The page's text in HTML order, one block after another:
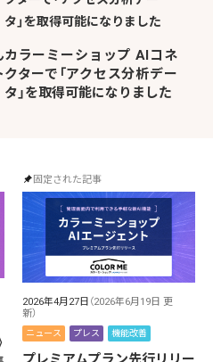
カラーミーショップ AIコネ
クターで「アクセス分析デー
タ」を取得可能になりました
固定された記事
2026年4月27日 （2026年6月19日 更
新）
ニュース プレス 機能改善